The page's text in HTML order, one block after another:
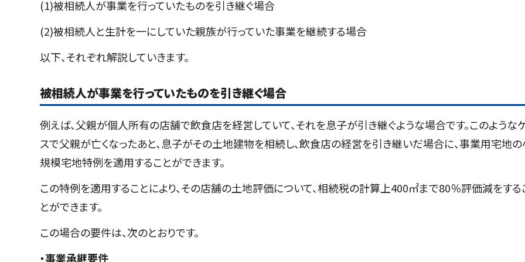
(1)被相続人が事業を行っていたものを引き継ぐ場合
(2)被相続人と生計を一にしていた親族が行っていた事業を継続する場合
以下、それぞれ解説していきます。
被相続人が事業を行っていたものを引き継ぐ場合
例えば、父親が個人所有の店舗で飲食店を経営していて、それを息子が引き継ぐような場合です。このような
スで父親が亡くなったあと、息子がその土地建物を相続し、飲食店の経営を引き継いだ場合に、事業用宅地
規模宅地特例を適用することができます。
この特例を適用することにより、その店舗の土地評価について、相続税の計算上400㎡まで80％評価減をする
とができます。
この場合の要件は、次のとおりです。
・事業承継要件